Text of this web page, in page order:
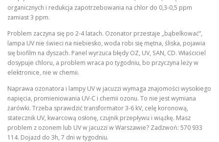
organicznych i redukcja zapotrzebowania na chlor do 0,3-0,5 ppm
zamiast 3 ppm.
Problem zaczyna się po 2-4 latach. Ozonator przestaje „bąbelkować”,
lampa UV nie świeci na niebiesko, woda robi się mętna, śliska, pojawia
się biofilm na dyszach. Panel wyrzuca błędy OZ, UV, SAN, CD. Właściciel
dosypuje chloru, a problem wraca po tygodniu, bo przyczyna leży w
elektronice, nie w chemii.
Naprawa ozonatora i lampy UV w jacuzzi wymaga znajomości wysokiego
napięcia, promieniowania UV-C i chemii ozonu. To nie jest wymiana
żarówki. Trzeba sprawdzić transformator 3-6 kV, celę koronową,
statecznik UV, kwarcową osłonę, czujnik przepływu i wiązkę. Masz
problem z ozonem lub UV w jacuzzi w Warszawie? Zadzwoń: 570 933
114. Dojazd do 3h, 7 dni w tygodniu.